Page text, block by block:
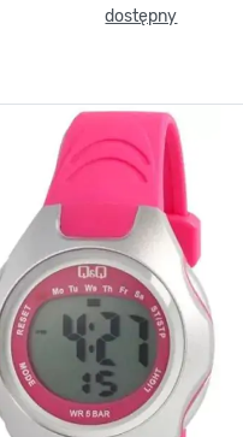
dostępny